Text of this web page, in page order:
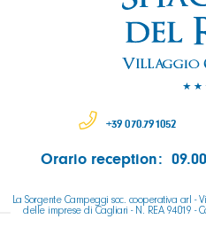
+39 070.791052
Orario reception: 09.00
La Sorgente Campeggi soc. cooperativa arl -
delle imprese di Cagliari - N. REA 94019 -